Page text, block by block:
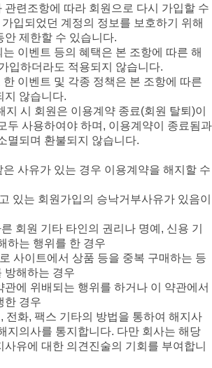
관련조항에 따라 회원으로 다시 가입할 수
입되었던 계정의 정보를 보호하기 위해
제한할 수 있습니다.
이벤트 등의 혜택은 본 조항에 따른 해
입하더라도 적용되지 않습니다.
이벤트 및 각종 정책은 본 조항에 따른
지 않습니다.
지 시 회원은 이용계약 종료(회원 탈퇴)이
두 사용하여야 하며, 이용계약이 종료됨과
멸되며 환불되지 않습니다.
사유가 있는 경우 이용계약을 해지할 수
있는 회원가입의 승낙거부사유가 있음이
회원 기타 타인의 권리나 명예, 신용 기
하는 행위를 한 경우
사이트에서 상품 등을 중복 구매하는 등
방해하는 경우
관에 위배되는 행위를 하거나 이 약관에서
한 경우
전화, 팩스 기타의 방법을 통하여 해지사
지의사를 통지합니다. 다만 회사는 해당
유에 대한 의견진술의 기회를 부여합니